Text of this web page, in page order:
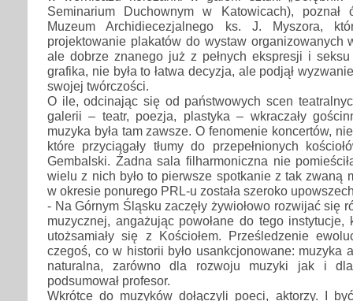
Seminarium Duchownym w Katowicach), poznał
Muzeum Archidiecezjalnego ks. J. Myszora,
projektowanie plakatów do wystaw organizowanych
ale dobrze znanego już z pełnych ekspresji i
grafika, nie była to łatwa decyzja, ale podjął
swojej twórczości.
O ile, odcinając się od państwowych scen
galerii – teatr, poezja, plastyka – wkraczały
muzyka była tam zawsze. O fenomenie koncertów,
które przyciągały tłumy do przepełnionych
Gembalski. Żadna sala filharmoniczna nie
wielu z nich było to pierwsze spotkanie z tak zwaną
w okresie ponurego PRL-u została szeroko
- Na Górnym Śląsku zaczęły żywiołowo rozwijać się
muzycznej, angażując powołane do tego instytucje,
utożsamiały się z Kościołem. Prześledzenie
czegoś, co w historii było usankcjonowane: muzyka
naturalna, zarówno dla rozwoju muzyki jak i
podsumował profesor.
Wkrótce do muzyków dołączyli poeci, aktorzy. I